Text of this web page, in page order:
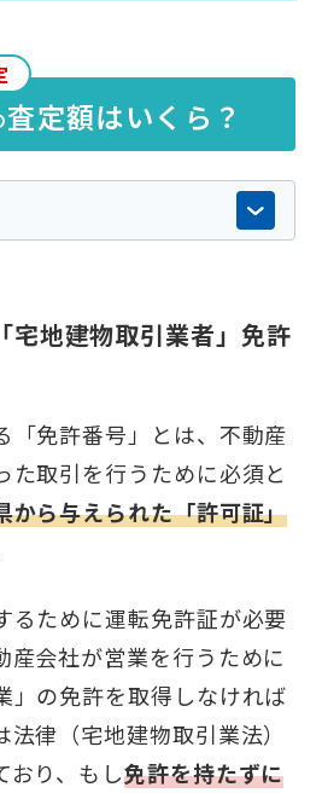
査定額はいくら？
宅地建物取引業者」免許
「免許番号」とは、不動産
た取引を行うために必須と
から与えられた「許可証」
るために運転免許証が必要
産会社が営業を行うために
」の免許を取得しなければ
律（宅地建物取引業法）
おり、もし免許を持たずに